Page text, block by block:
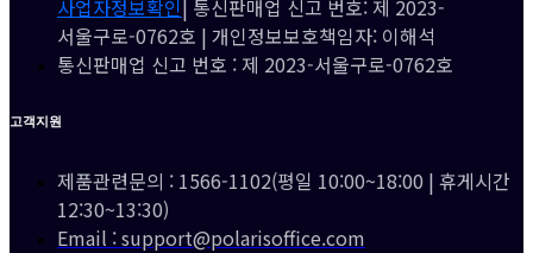
사업자정보확인| 통신판매업 신고 번호: 제 2023-
서울구로-0762호 | 개인정보보호책임자: 이해석
통신판매업 신고 번호 : 제 2023-서울구로-0762호
고객지원
제품관련문의 : 1566-1102(평일 10:00~18:00 | 휴게시간
12:30~13:30)
Email : support@polarisoffice.com